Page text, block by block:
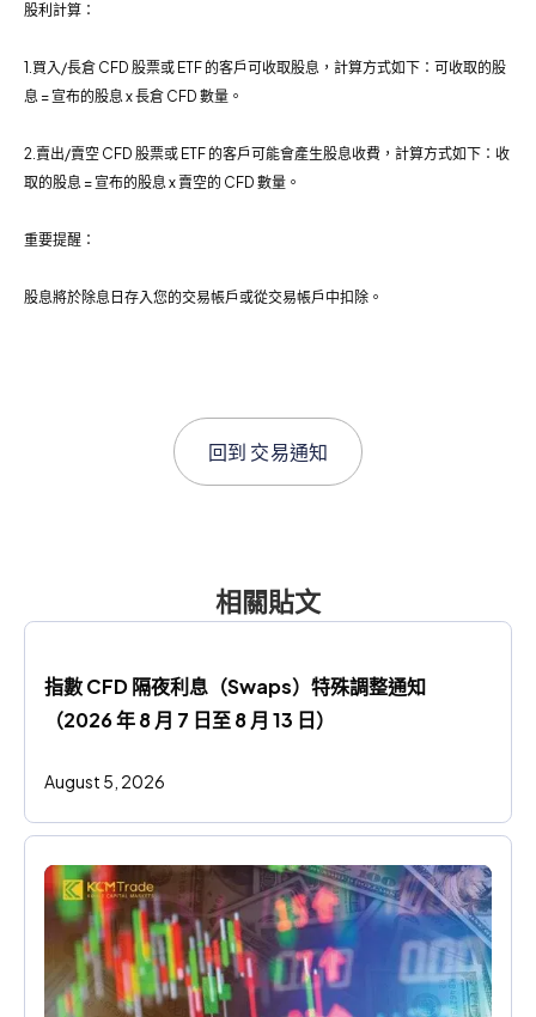
股利計算：
1.買入/長倉 CFD 股票或 ETF 的客戶可收取股息，計算方式如下：可收取的股
息 = 宣布的股息 x 長倉 CFD 數量。
2.賣出/賣空 CFD 股票或 ETF 的客戶可能會產生股息收費，計算方式如下：收
取的股息 = 宣布的股息 x 賣空的 CFD 數量。
重要提醒：
股息將於除息日存入您的交易帳戶或從交易帳戶中扣除。
回到 交易通知
相關貼文
指數 CFD 隔夜利息（Swaps）特殊調整通知
（2026 年 8 月 7 日至 8 月 13 日）
August 5, 2026